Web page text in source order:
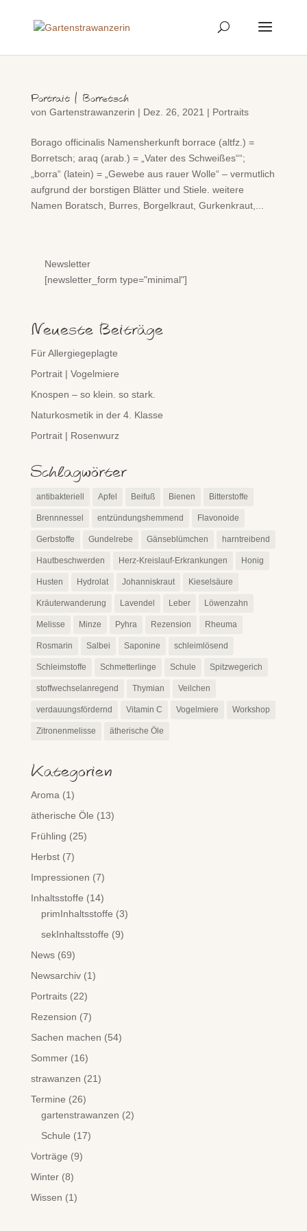
Portrait | Borretsch
von Gartenstrawanzerin | Dez. 26, 2021 | Portraits
Borago officinalis Namensherkunft borrace (altfz.) =
Borretsch; araq (arab.) = „Vater des Schweißes““;
„borra“ (latein) = „Gewebe aus rauer Wolle“ – vermutlich
aufgrund der borstigen Blätter und Stiele. weitere
Namen Boratsch, Burres, Borgelkraut, Gurkenkraut,...
Newsletter
[newsletter_form type="minimal"]
Neueste Beiträge
Für Allergiegeplagte
Portrait | Vogelmiere
Knospen – so klein. so stark.
Naturkosmetik in der 4. Klasse
Portrait | Rosenwurz
Schlagwörter
antibakteriell Apfel Beifuß Bienen Bitterstoffe
Brennnessel entzündungshemmend Flavonoide
Gerbstoffe Gundelrebe Gänseblümchen harntreibend
Hautbeschwerden Herz-Kreislauf-Erkrankungen Honig
Husten Hydrolat Johanniskraut Kieselsäure
Kräuterwanderung Lavendel Leber Löwenzahn
Melisse Minze Pyhra Rezension Rheuma
Rosmarin Salbei Saponine schleimlösend
Schleimstoffe Schmetterlinge Schule Spitzwegerich
stoffwechselanregend Thymian Veilchen
verdauungsfördernd Vitamin C Vogelmiere Workshop
Zitronenmelisse ätherische Öle
Kategorien
Aroma (1)
ätherische Öle (13)
Frühling (25)
Herbst(7)
Impressionen (7)
Inhaltsstoffe (14)
primInhaltsstoffe (3)
sekInhaltsstoffe (9)
News(69)
Newsarchiv(1)
Portraits(22)
Rezension (7)
Sachen machen (54)
Sommer(16)
strawanzen (21)
Termine (26)
gartenstrawanzen (2)
Schule (17)
Vorträge (9)
Winter(8)
Wissen (1)